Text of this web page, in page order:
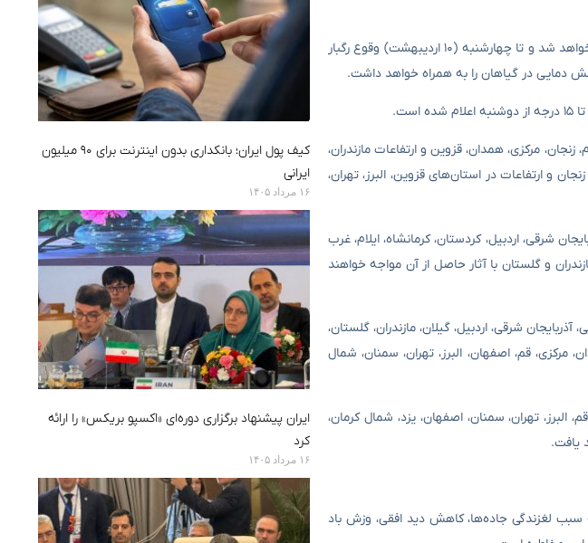
بر همین اساس از امروز (۶ اردیبهشت‌) فعالیت سامانه بارشی و ناپایداری‌های محلی به‌ویژه در ساعات بعدازظهر آغاز خواهد شد و تا چهارشنبه (۱۰ اردیبهشت‌) وقوع رگبار
دمایی در گیاهان را به همراه خواهد داشت.
ایلام، زنجان، مرکزی، همدان، قزوین و ارتفاعات مازندران،
کرمانشاه، ایلام، زنجان و ارتفاعات در استان‌های قزوین، البرز، تهران،
آذربایجان شرقی، اردبیل، کردستان، کرمانشاه، ایلام، غرب
و گلستان با آثار حاصل از آن مواجه خواهند
آذربایجان غربی، آذربایجان شرقی، اردبیل، گیلان، مازندران، گلستان،
مرکزی، قم، اصفهان، البرز، تهران، سمنان، شمال
لرستان، همدان، قزوین، مرکزی، قم، البرز، تهران، سمنان، اصفهان، یزد، شمال کرمان،
یافت.
سبب لغزندگی جاده‌ها، کاهش دید افقی، وزش باد
کیف پول ایران؛ بانکداری بدون اینترنت برای ۹۰ میلیون
ایرانی
۱۶ مرداد ۱۴۰۵
ایران پیشنهاد برگزاری دوره‌ای «اکسپو بریکس» را ارائه
کرد
۱۶ مرداد ۱۴۰۵